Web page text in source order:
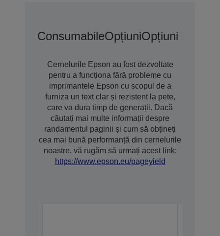
ConsumabileOpțiuniOpțiuni De
Cernelurile Epson au fost dezvoltate
pentru a funcționa fără probleme cu
imprimantele Epson cu scopul de a
furniza un text clar și rezistent la pete,
care va dura timp de generații. Dacă
căutați mai multe informații despre
randamentul paginii și cum să obțineți
cea mai bună performanță din cernelurile
noastre, vă rugăm să urmați acest link:
https://www.epson.eu/pageyield